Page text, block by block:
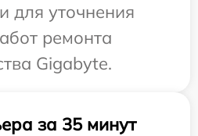
для уточнения
ремонта
Gigabyte.
за 35 минут